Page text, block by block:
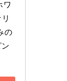
ワ
の